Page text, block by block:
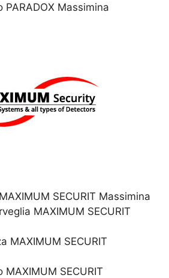
Massimina
SECURIT Massimina
MAXIMUM SECURIT
MAXIMUM SECURIT
SECURIT